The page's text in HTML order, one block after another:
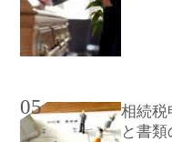
05
相続税
と書